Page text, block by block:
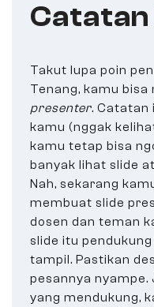
Takut lupa poin
Tenang, kamu
presenter. Catatan
kamu (nggak
kamu tetap bisa
banyak lihat slide
Nah, sekarang
membuat slide
dosen dan teman
slide itu
tampil. Pastikan
pesannya nyampe.
yang mendukung,